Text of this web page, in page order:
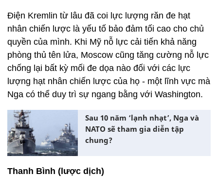
Điện Kremlin từ lâu đã coi lực lượng răn đe hạt
nhân chiến lược là yếu tố bảo đảm tối cao cho chủ
quyền của mình. Khi Mỹ nỗ lực cải tiến khả năng
phòng thủ tên lửa, Moscow cũng tăng cường nỗ lực
chống lại bất kỳ mối đe dọa nào đối với các lực
lượng hạt nhân chiến lược của họ - một lĩnh vực mà
Nga có thể duy trì sự ngang bằng với Washington.
Sau 10 năm ‘lạnh nhạt’, Nga và
NATO sẽ tham gia diễn tập
chung?
Thanh Bình (lược dịch)